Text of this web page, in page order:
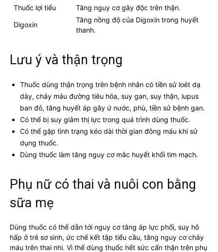
Thuốc lợi tiểu
Tăng nguy cơ gây độc trên thận.
Digoxin
Tăng nồng độ của Digoxin trong huyết
thanh.
Lưu ý và thận trọng
Thuốc dùng thận trọng trên bệnh nhân có tiền sử loét dạ
dày, chảy máu đường tiêu hóa, suy gan, suy thận, lupus
ban đỏ, tăng huyết áp gây ứ nước, phù, tiền sử bệnh gan.
Có thể bị suy giảm thị lực trong quá trình dùng thuốc.
Có thể gặp tình trạng kéo dài thời gian đông máu khi sử
dụng thuốc.
Dùng thuốc làm tăng nguy cơ mắc huyết khối tim mạch.
Phụ nữ có thai và nuôi con bằng
sữa mẹ
Dùng thuốc có thể dẫn tới nguy cơ tăng áp lực phổi, suy hô
hấp ở trẻ sơ sinh, ức chế kết tập tiểu cầu, tăng nguy cơ chảy
máu trên thai nhi. Vì thế dùng thuốc hết sức cẩn thận trên phụ